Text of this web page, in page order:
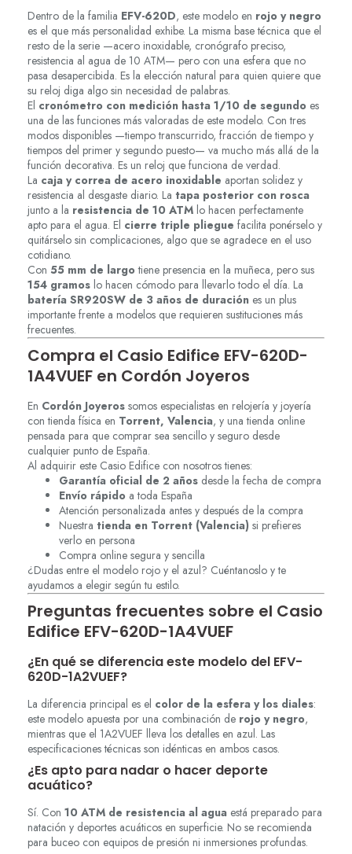
Dentro de la familia EFV-620D, este modelo en rojo y negro
es el que más personalidad exhibe. La misma base técnica que el
resto de la serie —acero inoxidable, cronógrafo preciso,
resistencia al agua de 10 ATM— pero con una esfera que no
pasa desapercibida. Es la elección natural para quien quiere que
su reloj diga algo sin necesidad de palabras.
El cronómetro con medición hasta 1/10 de segundo es
una de las funciones más valoradas de este modelo. Con tres
modos disponibles —tiempo transcurrido, fracción de tiempo y
tiempos del primer y segundo puesto— va mucho más allá de la
función decorativa. Es un reloj que funciona de verdad.
La caja y correa de acero inoxidable aportan solidez y
resistencia al desgaste diario. La tapa posterior con rosca
junto a la resistencia de 10 ATM lo hacen perfectamente
apto para el agua. El cierre triple pliegue facilita ponérselo y
quitárselo sin complicaciones, algo que se agradece en el uso
cotidiano.
Con 55 mm de largo tiene presencia en la muñeca, pero sus
154 gramos lo hacen cómodo para llevarlo todo el día. La
batería SR920SW de 3 años de duración es un plus
importante frente a modelos que requieren sustituciones más
frecuentes.
Compra el Casio Edifice EFV-620D-
1A4VUEF en Cordón Joyeros
En Cordón Joyeros somos especialistas en relojería y joyería
con tienda física en Torrent, Valencia, y una tienda online
pensada para que comprar sea sencillo y seguro desde
cualquier punto de España.
Al adquirir este Casio Edifice con nosotros tienes:
Garantía oficial de 2 años desde la fecha de compra
Envío rápido a toda España
Atención personalizada antes y después de la compra
Nuestra tienda en Torrent (Valencia) si prefieres
verlo en persona
Compra online segura y sencilla
¿Dudas entre el modelo rojo y el azul? Cuéntanoslo y te
ayudamos a elegir según tu estilo.
Preguntas frecuentes sobre el Casio
Edifice EFV-620D-1A4VUEF
¿En qué se diferencia este modelo del EFV-
620D-1A2VUEF?
La diferencia principal es el color de la esfera y los diales:
este modelo apuesta por una combinación de rojo y negro,
mientras que el 1A2VUEF lleva los detalles en azul. Las
especificaciones técnicas son idénticas en ambos casos.
¿Es apto para nadar o hacer deporte
acuático?
Sí. Con 10 ATM de resistencia al agua está preparado para
natación y deportes acuáticos en superficie. No se recomienda
para buceo con equipos de presión ni inmersiones profundas.